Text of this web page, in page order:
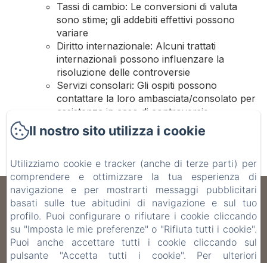
Tassi di cambio: Le conversioni di valuta
sono stime; gli addebiti effettivi possono
variare
Diritto internazionale: Alcuni trattati
internazionali possono influenzare la
risoluzione delle controversie
Servizi consolari: Gli ospiti possono
contattare la loro ambasciata/consolato per
assistenza in caso di controversie
Informazioni sull'hosting del
Il sito web è ospitato da Amenitiz SL.
B&B Don Alessandro
Informativa PrivacyNote legaliInformazioni sui cookie
Via Brunetti 23, Surbo, 73010, Italia
info@bbdonalessandro.it
Il nostro sito utilizza i cookie
Utilizziamo cookie e tracker (anche di terze parti) per
comprendere e ottimizzare la tua esperienza di
navigazione e per mostrarti messaggi pubblicitari
basati sulle tue abitudini di navigazione e sul tuo
profilo. Puoi configurare o rifiutare i cookie cliccando
su "Imposta le mie preferenze" o "Rifiuta tutti i cookie".
Puoi anche accettare tutti i cookie cliccando sul
pulsante "Accetta tutti i cookie". Per ulteriori